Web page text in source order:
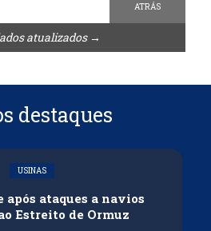
ATRÁS
atualizados →
destaques
USINAS
após ataques a navios
Estreito de Ormuz